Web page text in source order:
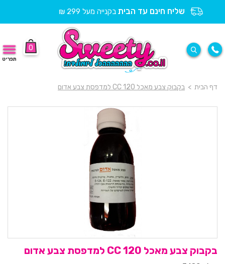
שליח חינם עד הבית בקנייה מעל 299 ₪
0
תפריט
דף הבית > בקבוק צבע מאכל 120 CC למדפסת צבע אדום
בקבוק צבע מאכל 120 CC למדפסת צבע אדום